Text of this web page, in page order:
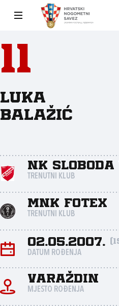
11
Luka
Balažić
NK
TRENUTNI KLUB
MNK Fotex
TRENUTNI KLUB
02.05.2007.
DATUM ROĐENJA
Varaždin
MJESTO ROĐENJA